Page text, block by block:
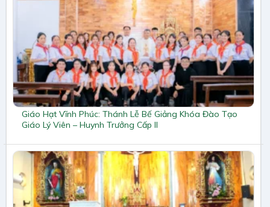
Giáo Hạt Vĩnh Phúc: Thánh Lễ Bế Giảng Khóa Đào Tạo
Giáo Lý Viên – Huynh Trưởng Cấp II